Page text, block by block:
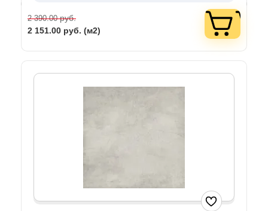
2 390.00руб.
2 151.00 руб. (м2)